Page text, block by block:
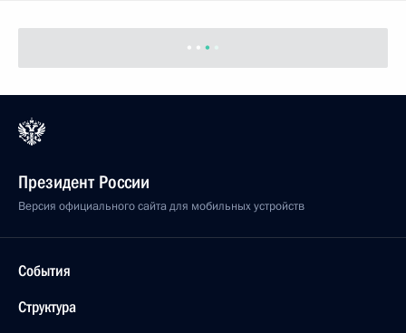
Президент России
Версия официального сайта для мобильных устройств
События
Структура